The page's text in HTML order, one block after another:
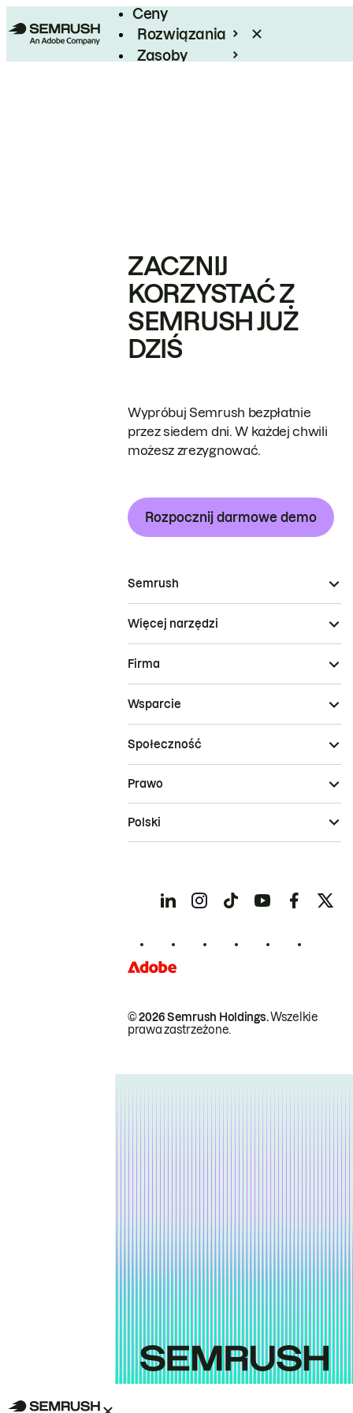
Ceny
Rozwiązania
Zasoby
ZACZNIJ
KORZYSTAĆ Z
SEMRUSH JUŻ
DZIŚ
Wypróbuj Semrush bezpłatnie
przez siedem dni. W każdej chwili
możesz zrezygnować.
Rozpocznij darmowe demo
Semrush
Więcej narzędzi
Firma
Wsparcie
Społeczność
© 2026 Semrush Holdings.Wszelkie
prawa zastrzeżone.
Prawo
Polski